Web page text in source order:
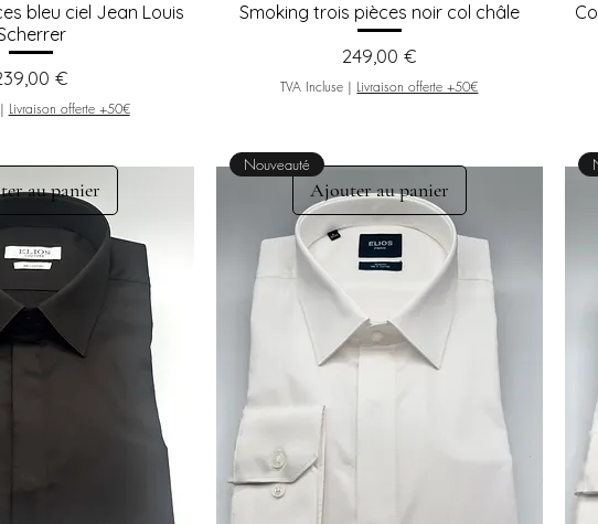
bleu ciel Jean Louis
€
Livraison offerte +50€
Smoking trois pièces noir col châle
Prix
249,00 €
TVA Incluse | Livraison offerte +50€
au panier Ajouter au panier
Nouveauté